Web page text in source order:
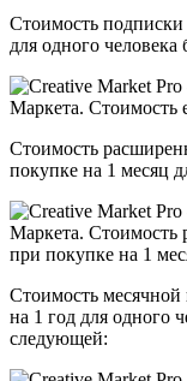
Стоимость
для одного
Стоимость
покупке на 1 месяц
Стоимость
на 1 год для одного
следующей: